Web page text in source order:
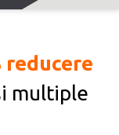
reducere
multiple